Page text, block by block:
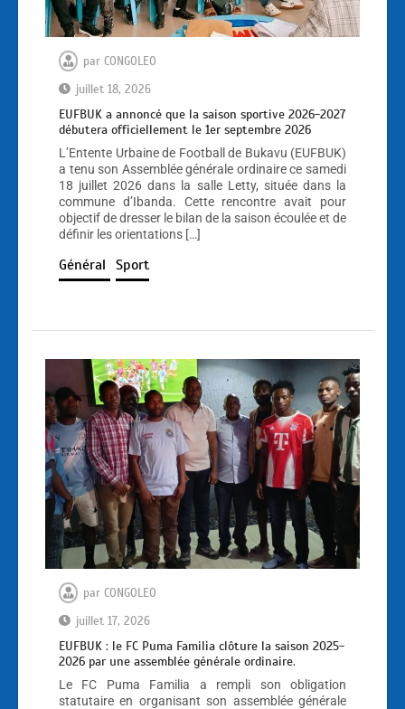
par CONGOLEO
juillet 18, 2026
EUFBUK a annoncé que la saison sportive 2026-2027
débutera officiellement le 1er septembre 2026
L’Entente Urbaine de Football de Bukavu (EUFBUK)
a tenu son Assemblée générale ordinaire ce samedi
18 juillet 2026 dans la salle Letty, située dans la
commune d’Ibanda. Cette rencontre avait pour
objectif de dresser le bilan de la saison écoulée et de
définir les orientations […]
Général Sport
par CONGOLEO
juillet 17, 2026
EUFBUK : le FC Puma Familia clôture la saison 2025-
2026 par une assemblée générale ordinaire.
Le FC Puma Familia a rempli son obligation
statutaire en organisant son assemblée générale